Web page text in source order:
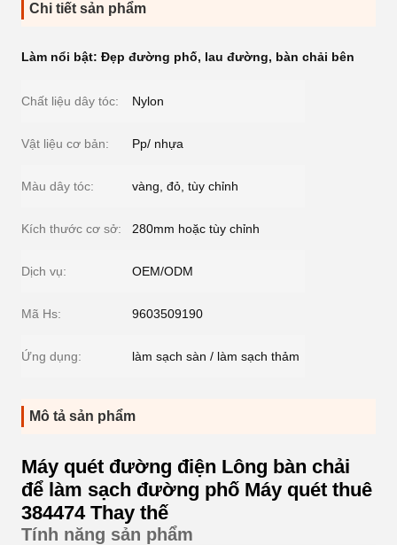
Chi tiết sản phẩm
Làm nổi bật: Đẹp đường phố, lau đường, bàn chải bên
Chất liệu dây tóc: Nylon
Vật liệu cơ bản: Pp/ nhựa
Màu dây tóc: vàng, đỏ, tùy chỉnh
Kích thước cơ sở: 280mm hoặc tùy chỉnh
Dịch vụ: OEM/ODM
Mã Hs: 9603509190
Ứng dụng: làm sạch sàn / làm sạch thảm
Mô tả sản phẩm
Máy quét đường điện Lông bàn chải
để làm sạch đường phố Máy quét thuê
384474 Thay thế
Tính năng sản phẩm